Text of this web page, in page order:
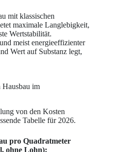
mit klassischen
maximale Langlebigkeit,
Wertstabilität.
meist energieeffizienter
Wert auf Substanz legt,
Hausbau im
von den Kosten
Tabelle für 2026.
pro Quadratmeter
ohne Lohn):